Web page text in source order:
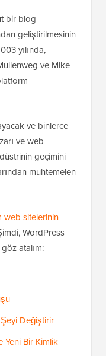
bir blog
geliştirilmesinin
yılında,
ve Mike
ve binlerce
ve web
geçimini
muhtemelen
web sitelerinin
WordPress
atalım:
Değiştirir
Yeni Bir Kimlik